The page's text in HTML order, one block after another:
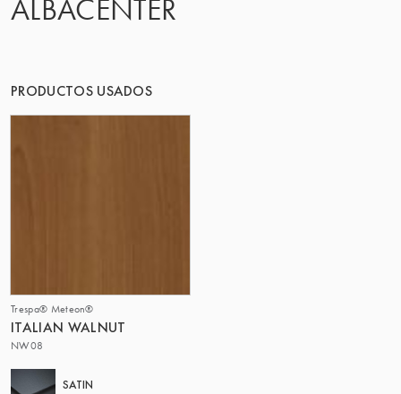
ALBACENTER
PRODUCTOS USADOS
Trespa® Meteon®
ITALIAN WALNUT
NW08
SATIN